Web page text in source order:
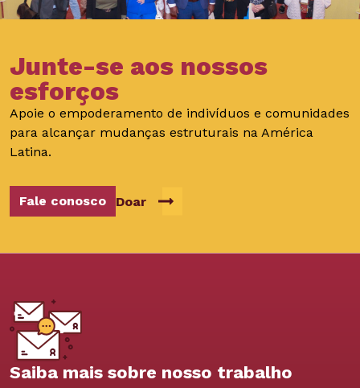
Junte-se aos nossos
esforços
Apoie o empoderamento de indivíduos e comunidades
para alcançar mudanças estruturais na América
Latina.
Fale conosco Doar
Saiba mais sobre nosso trabalho